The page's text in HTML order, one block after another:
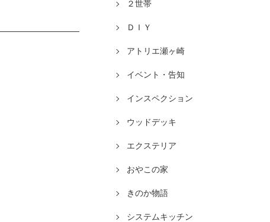
２世帯
ＤＩＹ
アトリエ瀬ヶ崎
イベント・告知
インスペクション
ウッドデッキ
エクステリア
おやこの家
きのか物語
システムキッチン